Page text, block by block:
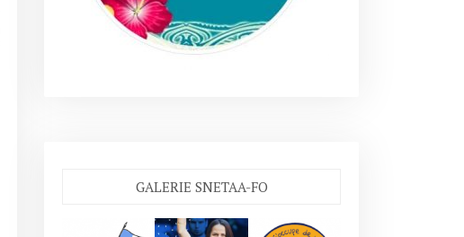
GALERIE SNETAA-FO